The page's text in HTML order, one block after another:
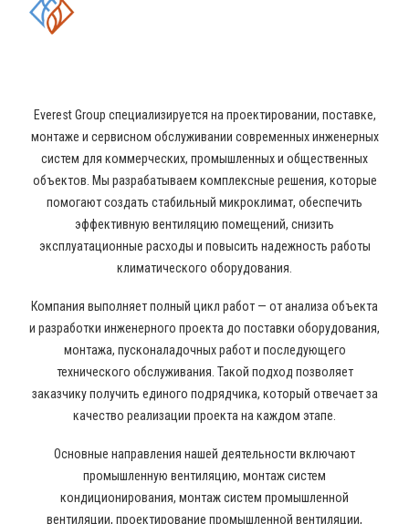
Everest Group специализируется на проектировании, поставке,
монтаже и сервисном обслуживании современных инженерных
систем для коммерческих, промышленных и общественных
объектов. Мы разрабатываем комплексные решения, которые
помогают создать стабильный микроклимат, обеспечить
эффективную вентиляцию помещений, снизить
эксплуатационные расходы и повысить надежность работы
климатического оборудования.
Компания выполняет полный цикл работ — от анализа объекта
и разработки инженерного проекта до поставки оборудования,
монтажа, пусконаладочных работ и последующего
технического обслуживания. Такой подход позволяет
заказчику получить единого подрядчика, который отвечает за
качество реализации проекта на каждом этапе.
Основные направления нашей деятельности включают
промышленную вентиляцию, монтаж систем
кондиционирования, монтаж систем промышленной
вентиляции, проектирование промышленной вентиляции,